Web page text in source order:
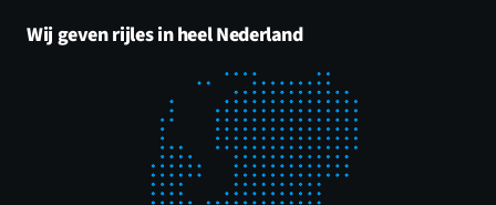
Wij geven rijles in heel Nederland